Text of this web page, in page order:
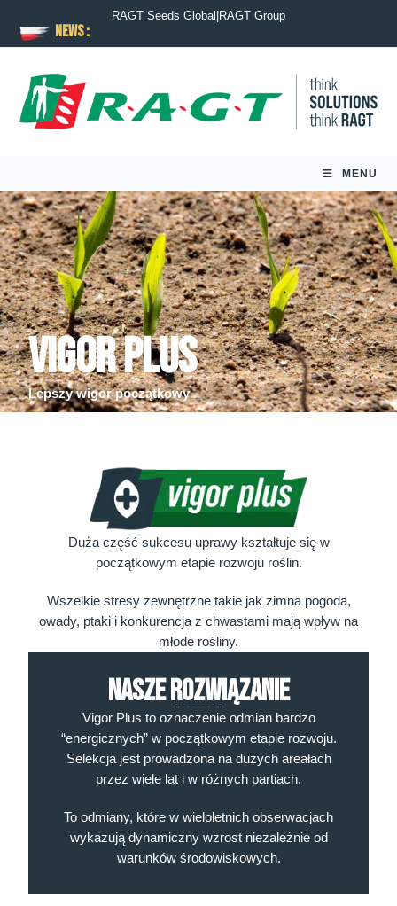
News :
RAGT Seeds Global RAGT Group
MENU
Vigor Plus
Lepszy wigor początkowy
Duża część sukcesu uprawy kształtuje się w
początkowym etapie rozwoju roślin.
Wszelkie stresy zewnętrzne takie jak zimna pogoda,
owady, ptaki i konkurencja z chwastami mają wpływ na
młode rośliny.
Nasze rozwiązanie
Vigor Plus to oznaczenie odmian bardzo
“energicznych” w początkowym etapie rozwoju.
Selekcja jest prowadzona na dużych areałach
przez wiele lat i w różnych partiach.
To odmiany, które w wieloletnich obserwacjach
wykazują dynamiczny wzrost niezależnie od
warunków środowiskowych.